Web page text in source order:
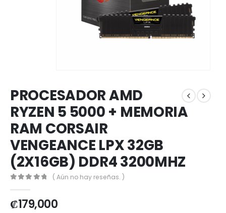
PROCESADOR AMD
RYZEN 5 5000 + MEMORIA
RAM CORSAIR
VENGEANCE LPX 32GB
(2X16GB) DDR4 3200MHZ
( Aún no hay reseñas. )
₡179,000